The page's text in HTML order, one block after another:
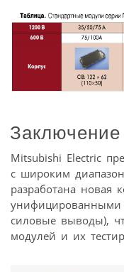
Заключение
Mitsubishi Electric
с широким
разработана новая
унифицированными
силовые выводы),
модулей и их